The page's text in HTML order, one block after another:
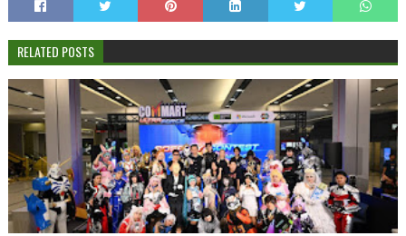
RELATED POSTS